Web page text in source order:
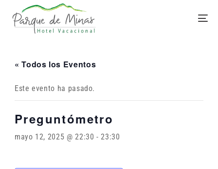
« Todos los Eventos
Este evento ha pasado.
Preguntómetro
mayo 12, 2025 @ 22:30 -23:30